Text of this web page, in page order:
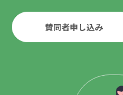
賛同者申し込み